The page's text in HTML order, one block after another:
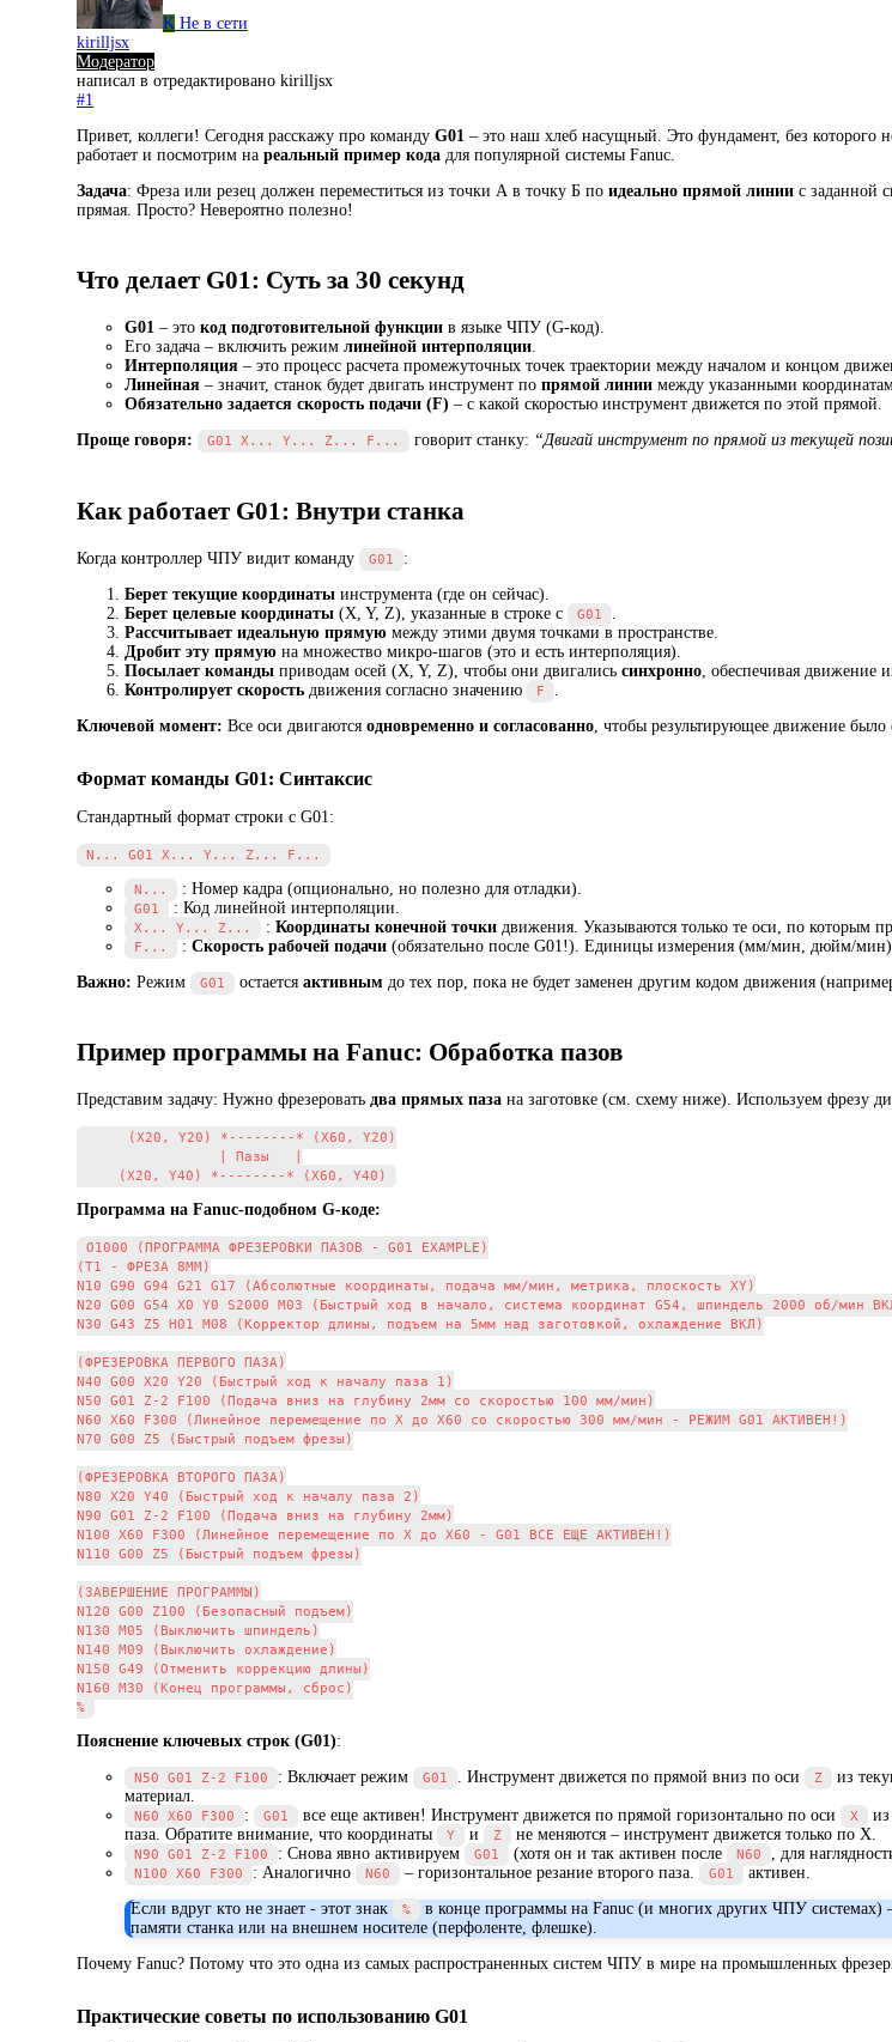
K Не в сети
kirilljsx
Модератор
написал в отредактировано kirilljsx
#1
Привет, коллеги! Сегодня расскажу про команду G01 – это наш хлеб насущный. Это фундамент, без которого
работает и посмотрим на реальный пример кода для популярной системы Fanuc.
Задача: Фреза или резец должен переместиться из точки А в точку Б по идеально прямой линии с заданной
прямая. Просто? Невероятно полезно!
Что делает G01: Суть за 30 секунд
G01 – это код подготовительной функции в языке ЧПУ (G-код).
Его задача – включить режим линейной интерполяции.
Интерполяция – это процесс расчета промежуточных точек траектории между началом и концом
Линейная – значит, станок будет двигать инструмент по прямой линии между указанными
Обязательно задается скорость подачи (F) – с какой скоростью инструмент движется по этой прямой.
Проще говоря:
G01 X... Y... Z... F... говорит станку: “Двигай инструмент по прямой из текущей
Как работает G01: Внутри станка
Когда контроллер ЧПУ видит команду G01
:
Берет текущие координаты инструмента (где он сейчас).
Берет целевые координаты (X, Y, Z), указанные в строке с G01
.
Рассчитывает идеальную прямую между этими двумя точками в пространстве.
Дробит эту прямую на множество микро-шагов (это и есть интерполяция).
Посылает команды приводам осей (X, Y, Z), чтобы они двигались синхронно, обеспечивая движение
Контролирует скорость движения согласно значению F
.
Ключевой момент: Все оси двигаются одновременно и согласованно, чтобы результирующее движение
Формат команды G01: Синтаксис
Стандартный формат строки с G01:
N... : Номер кадра (опционально, но полезно для отладки).
G01 : Код линейной интерполяции.
X... Y... Z... : Координаты конечной точки движения. Указываются только те оси, по которым
F... : Скорость рабочей подачи (обязательно после G01!). Единицы измерения (мм/мин, дюйм/мин)
Важно: Режим G01 остается активным до тех пор, пока не будет заменен другим кодом движения
Пример программы на Fanuc: Обработка пазов
Представим задачу: Нужно фрезеровать два прямых паза на заготовке (см. схему ниже). Используем фрезу
     (X20, Y20) *--------* (X60, Y20)
                 | Пазы   |
Программа на Fanuc-подобном G-коде:
O1000 (ПРОГРАММА ФРЕЗЕРОВКИ ПАЗОВ - G01 EXAMPLE)
(T1 - ФРЕЗА 8MM)
N10 G90 G94 G21 G17 (Абсолютные координаты, подача мм/мин, метрика, плоскость XY)
N20 G00 G54 X0 Y0 S2000 M03 (Быстрый ход в начало, система координат G54, шпиндель 2000 об/мин
N30 G43 Z5 H01 M08 (Корректор длины, подъем на 5мм над заготовкой, охлаждение ВКЛ)
(ФРЕЗЕРОВКА ПЕРВОГО ПАЗА)
N40 G00 X20 Y20 (Быстрый ход к началу паза 1)
N50 G01 Z-2 F100 (Подача вниз на глубину 2мм со скоростью 100 мм/мин)
N60 X60 F300 (Линейное перемещение по X до X60 со скоростью 300 мм/мин - РЕЖИМ G01 АКТИВЕН!)
N70 G00 Z5 (Быстрый подъем фрезы)
(ФРЕЗЕРОВКА ВТОРОГО ПАЗА)
N80 X20 Y40 (Быстрый ход к началу паза 2)
N90 G01 Z-2 F100 (Подача вниз на глубину 2мм)
N100 X60 F300 (Линейное перемещение по X до X60 - G01 ВСЕ ЕЩЕ АКТИВЕН!)
N110 G00 Z5 (Быстрый подъем фрезы)
(ЗАВЕРШЕНИЕ ПРОГРАММЫ)
N120 G00 Z100 (Безопасный подъем)
N130 M05 (Выключить шпиндель)
N140 M09 (Выключить охлаждение)
N150 G49 (Отменить коррекцию длины)
N160 M30 (Конец программы, сброс)
Пояснение ключевых строк (G01):
N50 G01 Z-2 F100 : Включает режим G01 . Инструмент движется по прямой вниз по оси Z из
материал.
N60 X60 F300 : G01 все еще активен! Инструмент движется по прямой горизонтально по оси X
паза. Обратите внимание, что координаты
Y и Z не меняются – инструмент движется только по X.
N90 G01 Z-2 F100 : Снова явно активируем G01 (хотя он и так активен после N60 , для
N100 X60 F300 : Аналогично N60 – горизонтальное резание второго паза. G01
активен.
Если вдруг кто не знает - этот знак
%
в конце программы на Fanuc (и многих других ЧПУ
памяти станка или на внешнем носителе (перфоленте, флешке).
Почему Fanuc? Потому что это одна из самых распространенных систем ЧПУ в мире на промышленных
Практические советы по использованию G01